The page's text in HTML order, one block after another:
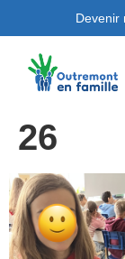
Devenir
26